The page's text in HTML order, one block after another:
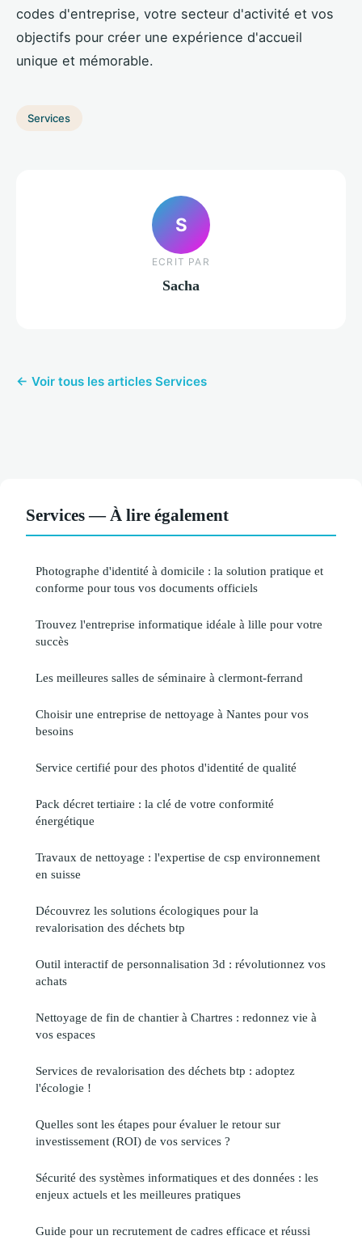
codes d'entreprise, votre secteur d'activité et vos
objectifs pour créer une expérience d'accueil
unique et mémorable.
Services
S
ECRIT PAR
Sacha
← Voir tous les articles Services
Services — À lire également
Photographe d'identité à domicile : la solution pratique et
conforme pour tous vos documents officiels
Trouvez l'entreprise informatique idéale à lille pour votre
succès
Les meilleures salles de séminaire à clermont-ferrand
Choisir une entreprise de nettoyage à Nantes pour vos
besoins
Service certifié pour des photos d'identité de qualité
Pack décret tertiaire : la clé de votre conformité
énergétique
Travaux de nettoyage : l'expertise de csp environnement
en suisse
Découvrez les solutions écologiques pour la
revalorisation des déchets btp
Outil interactif de personnalisation 3d : révolutionnez vos
achats
Nettoyage de fin de chantier à Chartres : redonnez vie à
vos espaces
Services de revalorisation des déchets btp : adoptez
l'écologie !
Quelles sont les étapes pour évaluer le retour sur
investissement (ROI) de vos services ?
Sécurité des systèmes informatiques et des données : les
enjeux actuels et les meilleures pratiques
Guide pour un recrutement de cadres efficace et réussi